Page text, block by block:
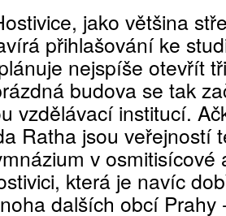
jako většina
přihlašování ke
nejspíše otevřít
budova se tak
vzdělávací institucí.
Ratha jsou veřejností
v osmitisícové
která je navíc
dalších obcí Prahy